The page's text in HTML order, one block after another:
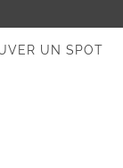
UN SPOT